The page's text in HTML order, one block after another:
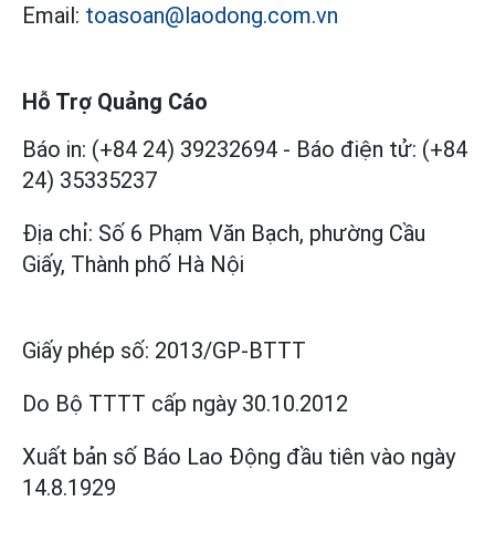
Email: toasoan@laodong.com.vn
Hỗ Trợ Quảng Cáo
Báo in: (+84 24) 39232694 - Báo điện tử: (+84
24) 35335237
Địa chỉ: Số 6 Phạm Văn Bạch, phường Cầu
Giấy, Thành phố Hà Nội
Giấy phép số: 2013/GP-BTTT
Do Bộ TTTT cấp ngày 30.10.2012
Xuất bản số Báo Lao Động đầu tiên vào ngày
14.8.1929